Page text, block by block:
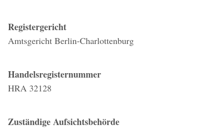
Registergericht
Amtsgericht Berlin-Charlottenburg
Handelsregisternummer
HRA 32128
Zuständige Aufsichtsbehörde